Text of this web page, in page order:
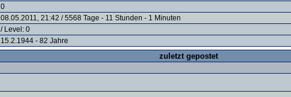
0
08.05.2011, 21:42 / 5568 Tage - 11 Stunden - 1 Minuten
/ Level: 0
15.2.1944 - 82 Jahre
zuletzt gepostet